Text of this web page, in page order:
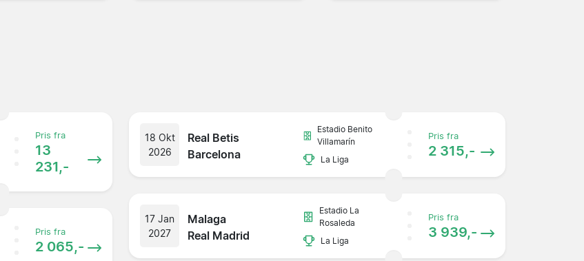
Pris fra
13
231,-
Pris fra
2 065,-
18 Okt
2026
Real Betis
Barcelona
Estadio Benito
Villamarín
La Liga
Pris fra
2 315,-
17 Jan
2027
Malaga
Real Madrid
Estadio La
Rosaleda
La Liga
Pris fra
3 939,-